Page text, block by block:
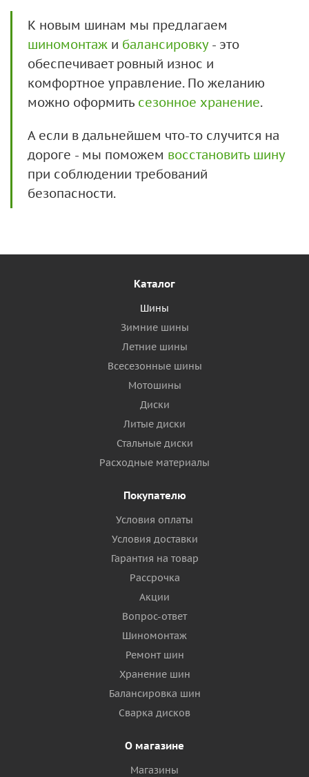
К новым шинам мы предлагаем
шиномонтаж и балансировку- это
обеспечивает ровный износ и
комфортное управление. По желанию
можно оформить сезонное хранение.
А если в дальнейшем что-то случится на
дороге - мы поможем восстановить шину
при соблюдении требований
безопасности.
Каталог
Шины
Зимние шины
Летние шины
Всесезонные шины
Мотошины
Диски
Литые диски
Стальные диски
Расходные материалы
Покупателю
Условия оплаты
Условия доставки
Гарантия на товар
Рассрочка
Акции
Вопрос-ответ
Шиномонтаж
Ремонт шин
Хранение шин
Балансировка шин
Сварка дисков
О магазине
Магазины